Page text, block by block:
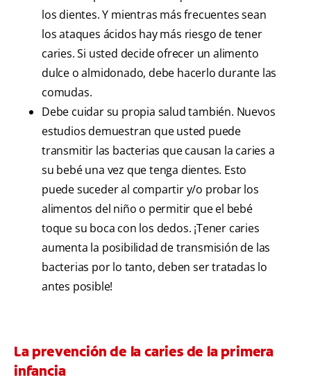
los dientes. Y mientras más frecuentes sean
los ataques ácidos hay más riesgo de tener
caries. Si usted decide ofrecer un alimento
dulce o almidonado, debe hacerlo durante las
comudas.
Debe cuidar su propia salud también. Nuevos
estudios demuestran que usted puede
transmitir las bacterias que causan la caries a
su bebé una vez que tenga dientes. Esto
puede suceder al compartir y/o probar los
alimentos del niño o permitir que el bebé
toque su boca con los dedos. ¡Tener caries
aumenta la posibilidad de transmisión de las
bacterias por lo tanto, deben ser tratadas lo
antes posible!
La prevención de la caries de la primera
infancia